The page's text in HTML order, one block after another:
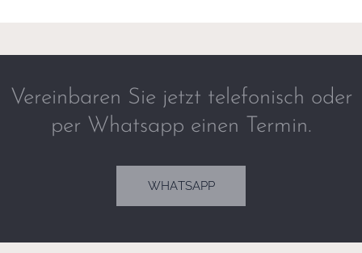
Vereinbaren Sie jetzt telefonisch oder
per Whatsapp einen Termin.
WHATSAPP